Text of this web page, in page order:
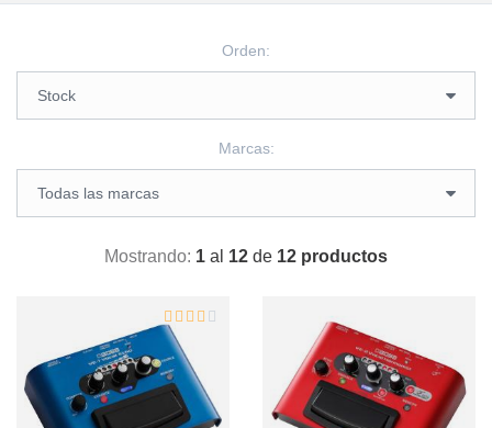
Orden:
Marcas:
Mostrando: 1 al 12 de 12 productos